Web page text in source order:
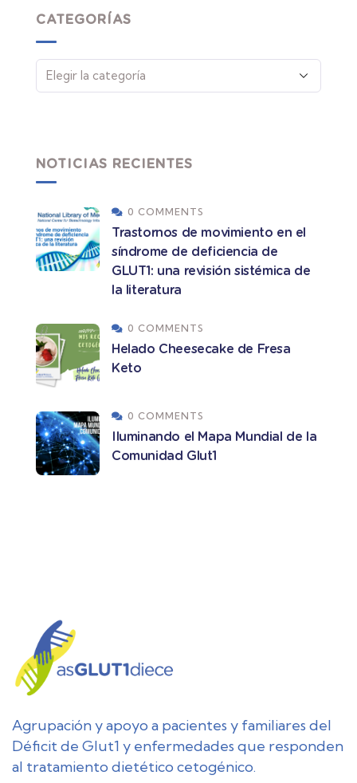
CATEGORÍAS
NOTICIAS RECIENTES
0 COMMENTS
Trastornos de movimiento en el
síndrome de deficiencia de
GLUT1: una revisión sistémica de
la literatura
0 COMMENTS
Helado Cheesecake de Fresa
Keto
0 COMMENTS
Iluminando el Mapa Mundial de la
Comunidad Glut1
Agrupación y apoyo a pacientes y familiares del
Déficit de Glut1 y enfermedades que responden
al tratamiento dietético cetogénico.